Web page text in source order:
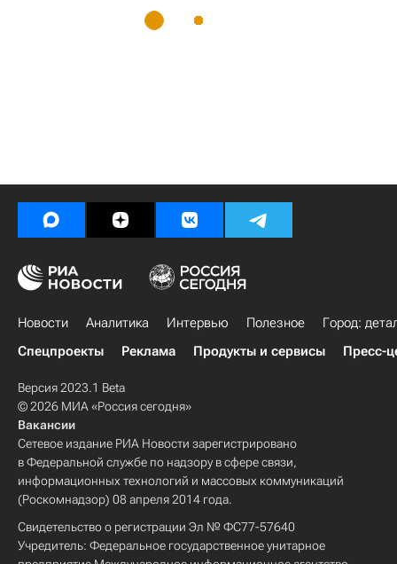
Новости Аналитика Интервью Полезное
Город:
Спецпроекты
Реклама Продукты и сервисы Пресс-
Версия 2023.1 Beta
© 2026 МИА «Россия сегодня»
Вакансии
Сетевое издание РИА Новости зарегистрировано
в Федеральной службе по надзору в сфере связи,
информационных технологий и массовых коммуникаций
(Роскомнадзор) 08 апреля 2014 года.
Свидетельство о регистрации Эл № ФС77-57640
Учредитель: Федеральное государственное унитарное